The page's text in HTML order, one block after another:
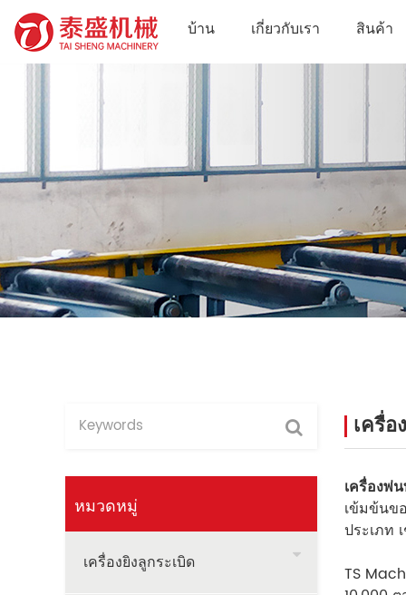
บ้าน เกี่ยวกับเรา สินค้า
หมวดหมู่
เครื่องยิงลูกระเบิด
เครื่
เครื่องพ่
เข้มข้นข
ประเภท
TS